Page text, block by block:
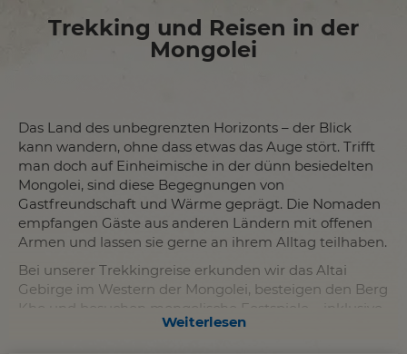
Trekking und Reisen in der
Mongolei
Das Land des unbegrenzten Horizonts – der Blick
kann wandern, ohne dass etwas das Auge stört. Trifft
man doch auf Einheimische in der dünn besiedelten
Mongolei, sind diese Begegnungen von
Gastfreundschaft und Wärme geprägt. Die Nomaden
empfangen Gäste aus anderen Ländern mit offenen
Armen und lassen sie gerne an ihrem Alltag teilhaben.
Bei unserer Trekkingreise erkunden wir das Altai
Gebirge im Western der Mongolei, besteigen den Berg
Kho und besuchen mongolische Festspiele – inklusive
traditioneller Wettbewerbe im Bogenschießen, Reiten
Weiterlesen